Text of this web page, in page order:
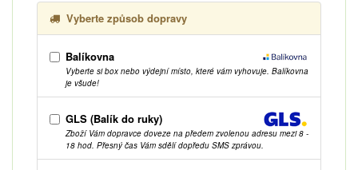
Vyberte způsob dopravy
Balíkovna
Vyberte si box nebo výdejní místo, které vám vyhovuje. Balíkovna
je všude!
GLS (Balík do ruky)
Zboží Vám dopravce doveze na předem zvolenou adresu mezi 8 -
18 hod. Přesný čas Vám sdělí dopředu SMS zprávou.